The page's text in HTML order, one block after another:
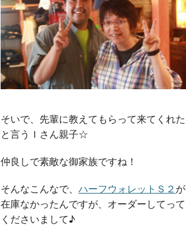
そいで、先輩に教えてもらって来てくれた
と言うＩさん親子☆
仲良しで素敵な御家族ですね！
そんなこんなで、 ハーフウォレットＳ２ が
在庫なかったんですが、オーダーしてって
くださいまして♪